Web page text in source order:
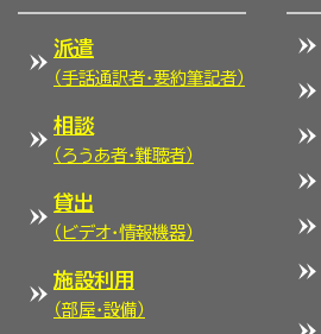
派遣
（手話通訳者・要約筆記者）
相談
（ろうあ者・難聴者）
貸出
（ビデオ・情報機器）
施設利用
（部屋・設備）